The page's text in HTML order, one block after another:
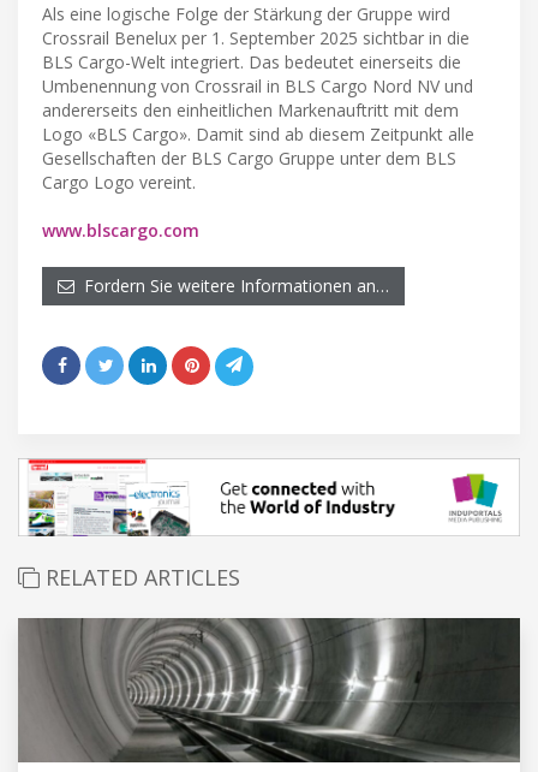
Als eine logische Folge der Stärkung der Gruppe wird
Crossrail Benelux per 1. September 2025 sichtbar in die
BLS Cargo-Welt integriert. Das bedeutet einerseits die
Umbenennung von Crossrail in BLS Cargo Nord NV und
andererseits den einheitlichen Markenauftritt mit dem
Logo «BLS Cargo». Damit sind ab diesem Zeitpunkt alle
Gesellschaften der BLS Cargo Gruppe unter dem BLS
Cargo Logo vereint.
www.blscargo.com
Fordern Sie weitere Informationen an…
RELATED ARTICLES